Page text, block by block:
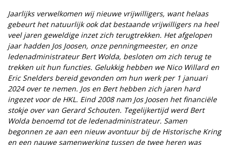
Jaarlijks verwelkomen wij nieuwe vrijwilligers, want helaas
gebeurt het natuurlijk ook dat bestaande vrijwilligers na heel
veel jaren geweldige inzet zich terugtrekken. Het afgelopen
jaar hadden Jos Joosen, onze penningmeester, en onze
ledenadministrateur Bert Wolda, besloten om zich terug te
trekken uit hun functies. Gelukkig hebben we Nico Willard en
Eric Snelders bereid gevonden om hun werk per 1 januari
2024 over te nemen. Jos en Bert hebben zich jaren hard
ingezet voor de HKL. Eind 2008 nam Jos Joosen het financiële
stokje over van Gerard Schouten. Tegelijkertijd werd Bert
Wolda benoemd tot de ledenadministrateur. Samen
begonnen ze aan een nieuw avontuur bij de Historische Kring
en een nauwe samenwerking tussen de twee heren was